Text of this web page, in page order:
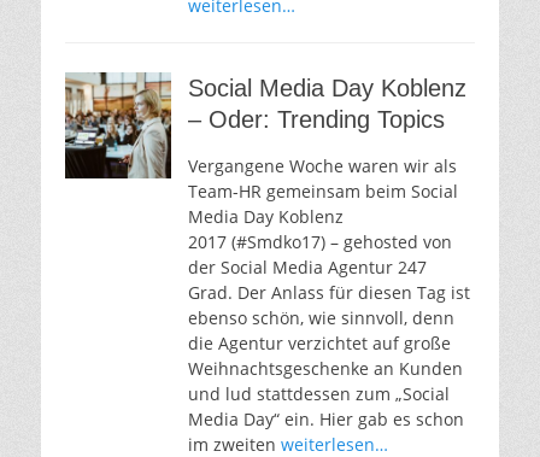
weiterlesen…
Social Media Day Koblenz
– Oder: Trending Topics
Vergangene Woche waren wir als
Team-HR gemeinsam beim Social
Media Day Koblenz
2017 (#Smdko17) – gehosted von
der Social Media Agentur 247
Grad. Der Anlass für diesen Tag ist
ebenso schön, wie sinnvoll, denn
die Agentur verzichtet auf große
Weihnachtsgeschenke an Kunden
und lud stattdessen zum „Social
Media Day“ ein. Hier gab es schon
im zweiten weiterlesen…